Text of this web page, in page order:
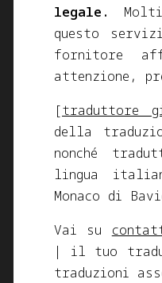
legale.
questo
fornitore
attenzione,
[traduttore
della
nonché
lingua
Monaco di
Vai su
| il tuo
traduzioni